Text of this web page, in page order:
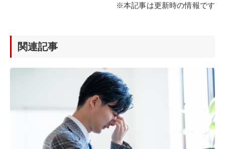
※本記事は更新時の情報です
関連記事